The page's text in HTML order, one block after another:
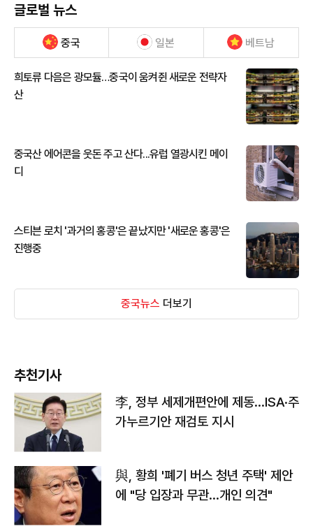
글로벌 뉴스
중국 일본 베트남
희토류 다음은 광모듈…중국이 움켜쥔 새로운 전략자
산
중국산 에어콘을 웃돈 주고 산다...유럽 열광시킨 메이
디
스티븐 로치 '과거의 홍콩'은 끝났지만 '새로운 홍콩'은
진행중
중국뉴스 더보기
추천기사
李, 정부 세제개편안에 제동…ISA·주
가누르기안 재검토 지시
與, 황희 '폐기 버스 청년 주택' 제안
에 "당 입장과 무관…개인 의견"